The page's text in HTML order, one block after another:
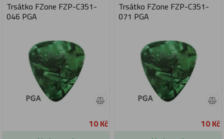
Trsátko FZone FZP-C351-
046 PGA
10 Kč
Trsátko FZone FZP-C351-
071 PGA
10 Kč